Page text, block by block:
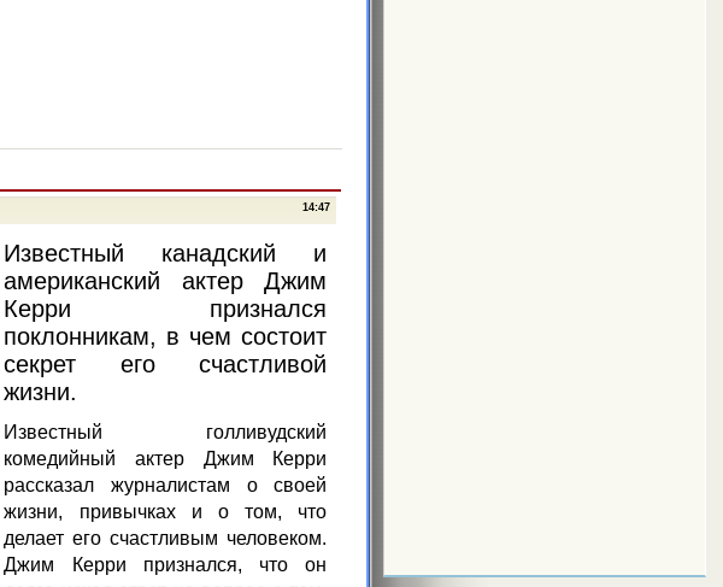
14:47
Известный канадский и
американский актер Джим
Керри признался
поклонникам, в чем состоит
секрет его счастливой
жизни.
Известный голливудский
комедийный актер Джим Керри
рассказал журналистам о своей
жизни, привычках и о том, что
делает его счастливым человеком.
Джим Керри признался, что он